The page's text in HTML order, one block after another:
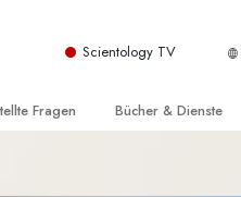
Scientology TV
Fragen Bücher & Dienste